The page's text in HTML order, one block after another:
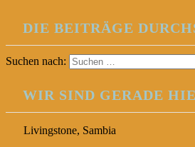
DIE BEITRÄGE
Suchen nach:
WIR SIND GERADE
Livingstone, Sambia